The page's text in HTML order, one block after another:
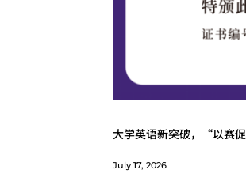
大学英语新突破，“以赛
July 17, 2026